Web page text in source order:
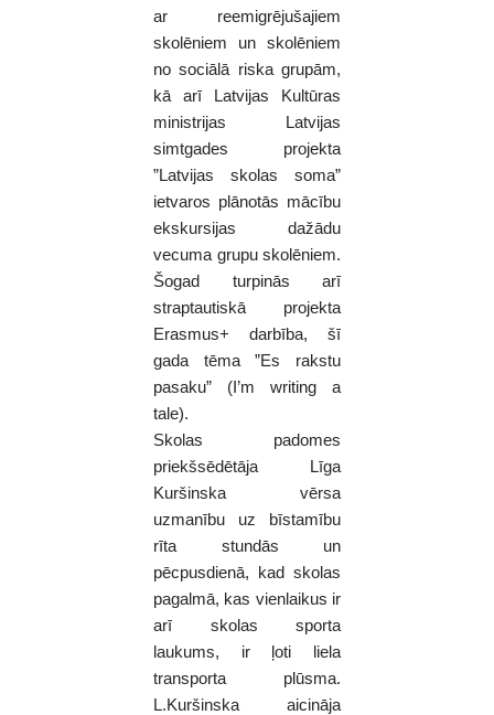
ar reemigrējušajiem
skolēniem un skolēniem
no sociālā riska grupām,
kā arī Latvijas Kultūras
ministrijas Latvijas
simtgades projekta
”Latvijas skolas soma”
ietvaros plānotās mācību
ekskursijas dažādu
vecuma grupu skolēniem.
Šogad turpinās arī
straptautiskā projekta
Erasmus+ darbība, šī
gada tēma ”Es rakstu
pasaku” (I’m writing a
tale).
Skolas padomes
priekšsēdētāja Līga
Kuršinska vērsa
uzmanību uz bīstamību
rīta stundās un
pēcpusdienā, kad skolas
pagalmā, kas vienlaikus ir
arī skolas sporta
laukums, ir ļoti liela
transporta plūsma.
L.Kuršinska aicināja